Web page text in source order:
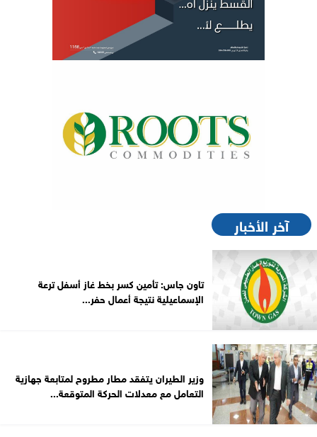
آخر الأخبار
تاون جاس: تأمين كسر بخط غاز أسفل ترعة
الإسماعيلية نتيجة أعمال حفر...
وزير الطيران يتفقد مطار مطروح لمتابعة جهازية
التعامل مع معدلات الحركة المتوقعة...